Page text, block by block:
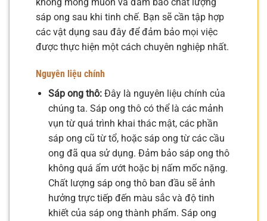
sáp ong sau khi tinh chế. Bạn sẽ cần tập hợp
các vật dụng sau đây để đảm bảo mọi việc
được thực hiện một cách chuyên nghiệp nhất.
Nguyên liệu chính
Sáp ong thô:Đây là nguyên liệu chính của
chúng ta. Sáp ong thô có thể là các mảnh
vụn từ quá trình khai thác mật, các phần
sáp ong cũ từ tổ, hoặc sáp ong từ các cầu
ong đã qua sử dụng. Đảm bảo sáp ong thô
không quá ẩm ướt hoặc bị nấm mốc nặng.
Chất lượng sáp ong thô ban đầu sẽ ảnh
hưởng trực tiếp đến màu sắc và độ tinh
khiết của sáp ong thành phẩm. Sáp ong